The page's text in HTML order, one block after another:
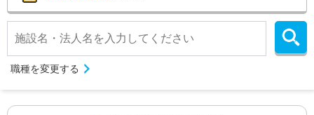
職種を変更する